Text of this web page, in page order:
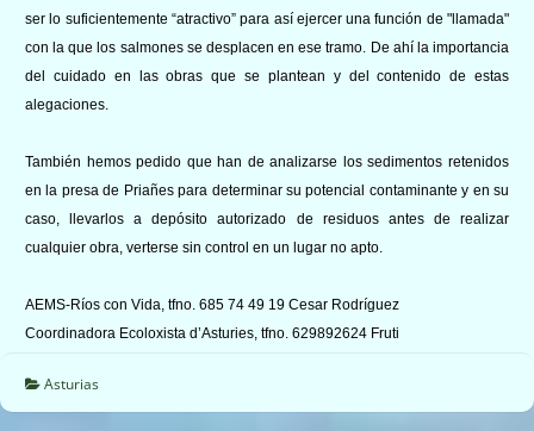
ser lo suficientemente “atractivo” para así ejercer una función de "llamada"
con la que los salmones se desplacen en ese tramo. De ahí la importancia
del cuidado en las obras que se plantean y del contenido de estas
alegaciones.
También hemos pedido que han de analizarse los sedimentos retenidos
en la presa de Priañes para determinar su potencial contaminante y en su
caso, llevarlos a depósito autorizado de residuos antes de realizar
cualquier obra, verterse sin control en un lugar no apto.
AEMS-Ríos con Vida, tfno. 685 74 49 19 Cesar Rodríguez
Coordinadora Ecoloxista d’Asturies, tfno. 629892624 Fruti
Asturias